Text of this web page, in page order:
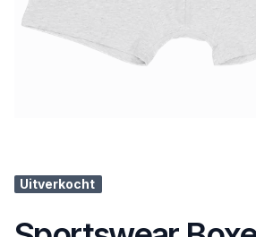
Uitverkocht